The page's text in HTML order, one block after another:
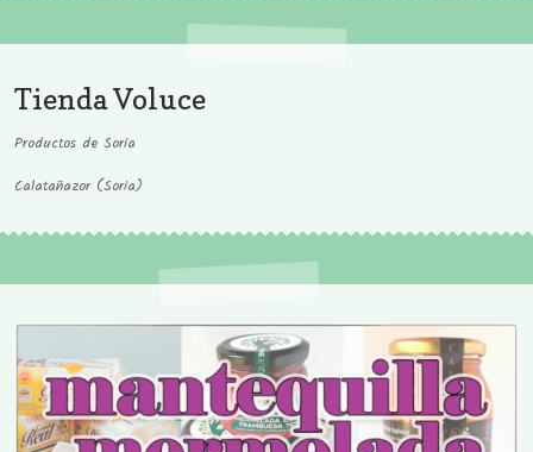
Tienda Voluce
Productos de Soria
Calatañazor (Soria)